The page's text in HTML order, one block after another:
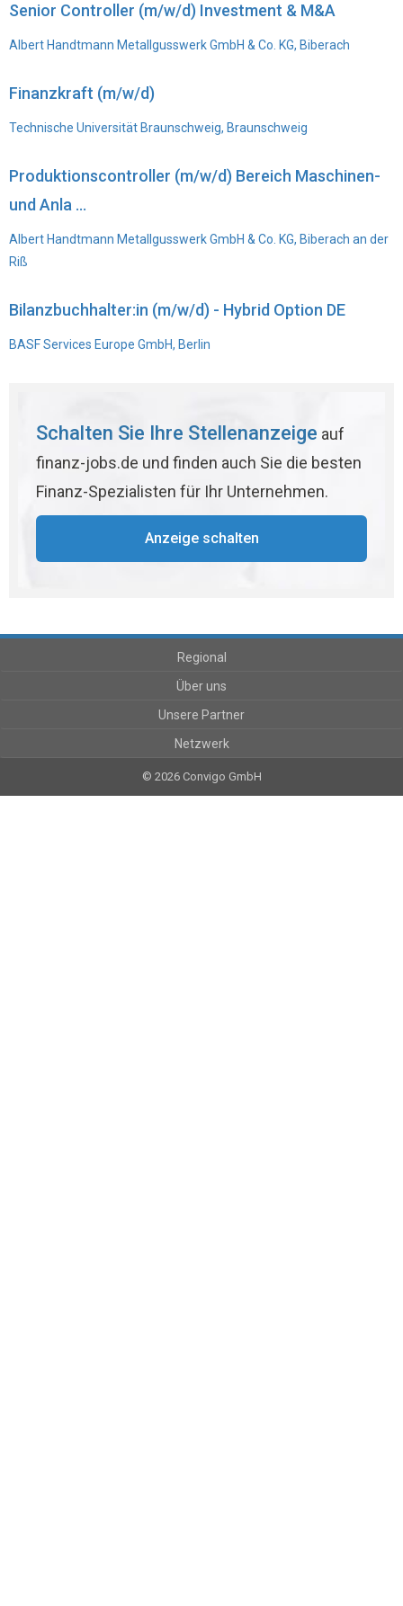
Senior Controller (m/w/d) Investment & M&A
Albert Handtmann Metallgusswerk GmbH & Co. KG, Biberach
Finanzkraft (m/w/d)
Technische Universität Braunschweig, Braunschweig
Produktionscontroller (m/w/d) Bereich Maschinen-
und Anla ...
Albert Handtmann Metallgusswerk GmbH & Co. KG, Biberach an der
Riß
Bilanzbuchhalter:in (m/w/d) - Hybrid Option DE
BASF Services Europe GmbH, Berlin
Schalten Sie Ihre Stellenanzeige auf
finanz-jobs.de und finden auch Sie die besten
Finanz-Spezialisten für Ihr Unternehmen.
Anzeige schalten
Regional
Über uns
Unsere Partner
Netzwerk
© 2026 Convigo GmbH